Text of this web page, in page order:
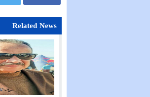
Related News